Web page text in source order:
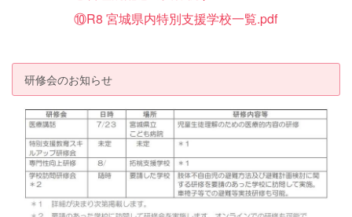
⑩R8 宮城県内特別支援学校一覧.pdf
研修会のお知らせ